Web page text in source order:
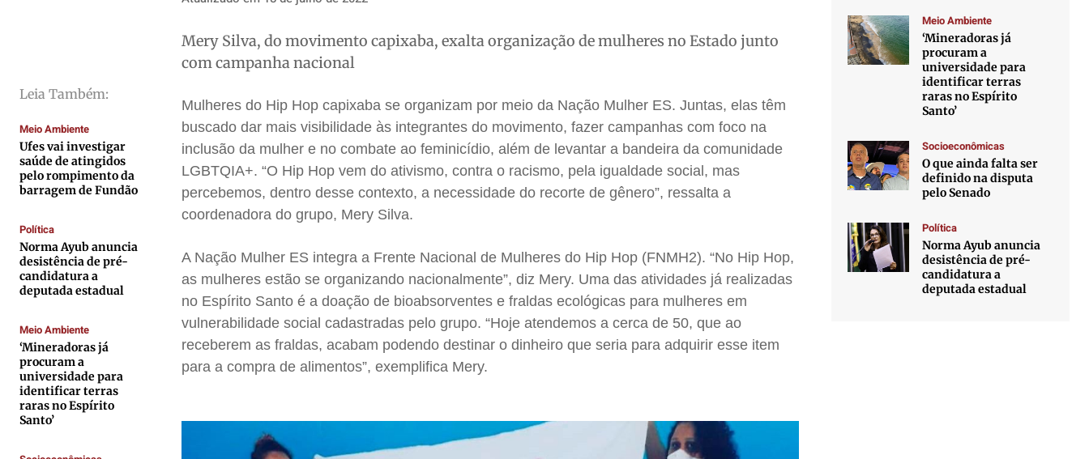
Cultura
Caetano Roque
Gustavo Bastos
Jr Mignone (in memorian)
Publicidade Legal
Anuncie
Quem Somos
Expediente
Contato
Anuncie
Cultura
Caetano Roque
Gustavo Bastos
Jr Mignone (in memorian)
Publicidade Legal
Anuncie
Quem Somos
Expediente
Contato
Anuncie
Cultura
Caetano Roque
Gustavo Bastos
Jr Mignone (in memorian)
Publicidade Legal
Anuncie
Quem Somos
Expediente
Contato
Anuncie
Cultura
Caetano Roque
Gustavo Bastos
Jr Mignone (in memorian)
Publicidade Legal
Anuncie
Quem Somos
Expediente
Contato
Anuncie
Leia Também:
Meio Ambiente
Ufes vai investigar
saúde de atingidos
pelo rompimento da
barragem de Fundão
Política
Norma Ayub anuncia
desistência de pré-
candidatura a
deputada estadual
Meio Ambiente
‘Mineradoras já
procuram a
universidade para
identificar terras
raras no Espírito
Santo’
Mery Silva, do movimento capixaba, exalta organização de mulheres no Estado junto
com campanha nacional
Mulheres do Hip Hop capixaba se organizam por meio da Nação Mulher ES. Juntas, elas têm
buscado dar mais visibilidade às integrantes do movimento, fazer campanhas com foco na
inclusão da mulher e no combate ao feminicídio, além de levantar a bandeira da comunidade
LGBTQIA+. “O Hip Hop vem do ativismo, contra o racismo, pela igualdade social, mas
percebemos, dentro desse contexto, a necessidade do recorte de gênero”, ressalta a
coordenadora do grupo, Mery Silva.
A Nação Mulher ES integra a Frente Nacional de Mulheres do Hip Hop (FNMH2). “No Hip Hop,
as mulheres estão se organizando nacionalmente”, diz Mery. Uma das atividades já realizadas
no Espírito Santo é a doação de bioabsorventes e fraldas ecológicas para mulheres em
vulnerabilidade social cadastradas pelo grupo. “Hoje atendemos a cerca de 50, que ao
receberem as fraldas, acabam podendo destinar o dinheiro que seria para adquirir esse item
para a compra de alimentos”, exemplifica Mery.
Meio Ambiente
‘Mineradoras já
procuram a
universidade para
identificar terras
raras no Espírito
Santo’
Socioeconômicas
O que ainda falta ser
definido na disputa
pelo Senado
Política
Norma Ayub anuncia
desistência de pré-
candidatura a
deputada estadual